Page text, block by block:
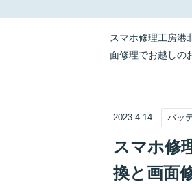
スマホ修理工房港
面修理でお越しの
2023.4.14 バッ
スマホ修
換と画面